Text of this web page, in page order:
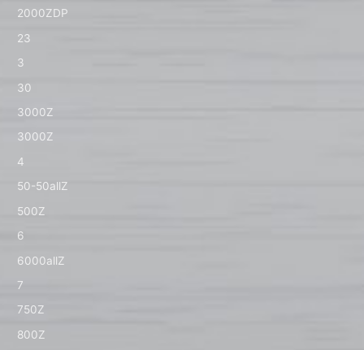
2000ZDP
23
3
30
3000Z
3000Z
4
50-50allZ
500Z
6
6000allZ
7
750Z
800Z